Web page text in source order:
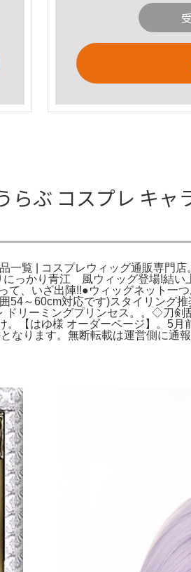
ぶ コスプレ キャ
覧 | コスプレウィッグ通販専門
っかり青江 風ウィッグ登場!結い
て、いざ出陣!!●ウィッグネット
～60cm対応です)スタイリング
リーミングプリンセス。。◇刀
。【はゆ様 オーダーページ】
なります。無断転載は運営側に